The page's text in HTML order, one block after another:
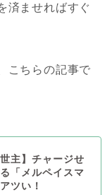
済ませればすぐ
こちらの記事で
主】チャージせ
「メルペイスマ
ツい！